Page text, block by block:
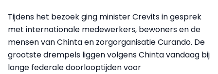
Tijdens het bezoek ging minister Crevits in gesprek
met internationale medewerkers, bewoners en de
mensen van Chinta en zorgorganisatie Curando. De
grootste drempels liggen volgens Chinta vandaag bij
lange federale doorlooptijden voor